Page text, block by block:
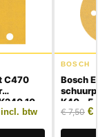
C470
10
prijs was: €
prijs is: € 3,50.
incl. btw
BOSCH
Bosch
K40 - 5
€7,50 €